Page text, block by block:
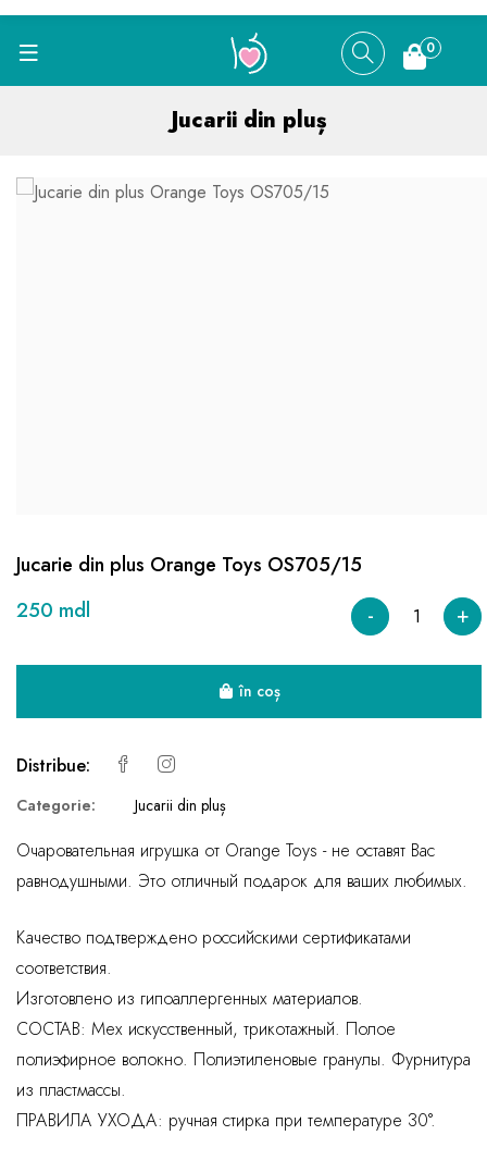
0
Jucarii din pluș
Jucarie din plus Orange Toys OS705/15
250 mdl
- +
în coș
Distribue:
Categorie: Jucarii din pluș
Очаровательная игрушка от Orange Toys - не оставят Вас
равнодушными. Это отличный подарок для ваших любимых.
Качество подтверждено российскими сертификатами
соответствия.
Изготовлено из гипоаллергенных материалов.
СОСТАВ: Мех искусственный, трикотажный. Полое
полиэфирное волокно. Полиэтиленовые гранулы. Фурнитура
из пластмассы.
ПРАВИЛА УХОДА: ручная стирка при температуре 30°.